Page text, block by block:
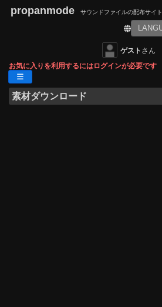
propanmode サウンドファイルの配布サイト
ゲスト さん
お気に入りを利用するにはログインが必要です
素材ダウンロード